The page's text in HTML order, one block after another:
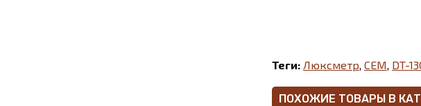
Теги: Люксметр CEM DT-
ПОХОЖИЕ ТОВАРЫ В